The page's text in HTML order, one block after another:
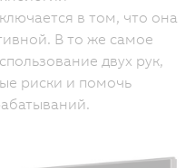
в том, что она
В то же самое
двух рук,
риски и помочь